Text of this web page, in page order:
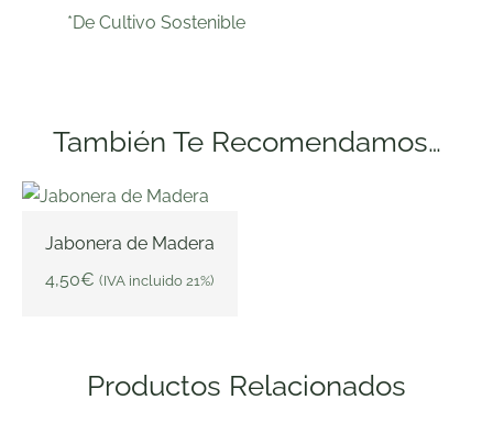
*De Cultivo Sostenible
También Te Recomendamos…
AÑADIR AL CARRITO
Jabonera de Madera
4,50€ (IVA incluido 21%)
Productos Relacionados